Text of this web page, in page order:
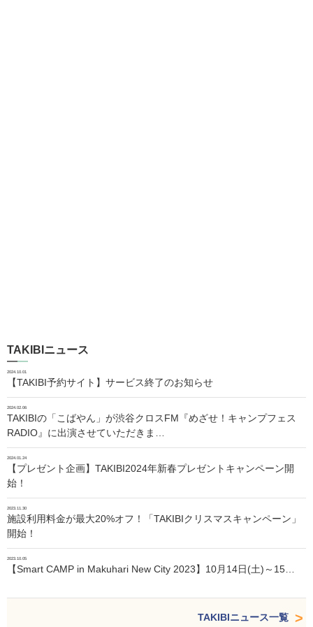
TAKIBIニュース
2024.10.01
【TAKIBI予約サイト】サービス終了のお知らせ
2024.02.06
TAKIBIの「こばやん」が渋谷クロスFM『めざせ！キャンプフェス
RADIO』に出演させていただきま…
2024.01.24
【プレゼント企画】TAKIBI2024年新春プレゼントキャンペーン開
始！
2023.11.30
施設利用料金が最大20%オフ！「TAKIBIクリスマスキャンペーン」
開始！
2023.10.05
【Smart CAMP in Makuhari New City 2023】10月14日(土)～15…
TAKIBIニュース一覧